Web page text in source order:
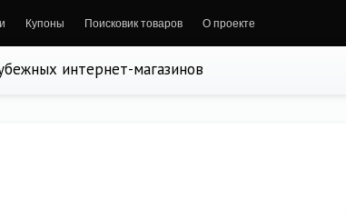
Купоны Поисковик товаров О проекте
интернет-магазинов